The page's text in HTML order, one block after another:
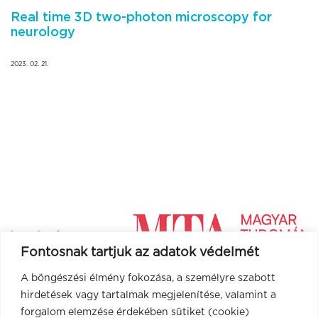
Fontosnak tartjuk az adatok védelmét
A böngészési élmény fokozása, a személyre szabott
hirdetések vagy tartalmak megjelenítése, valamint a
forgalom elemzése érdekében sütiket (cookie)
Real time 3D two-photon microscopy for
neurology
2023. 02. 21.